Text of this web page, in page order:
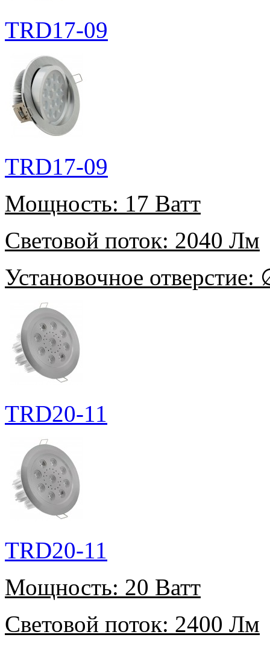
TRD17-09
TRD17-09
Мощность: 17 Ватт
Световой поток: 2040 Лм
Установочное отверстие:
TRD20-11
TRD20-11
Мощность: 20 Ватт
Световой поток: 2400 Лм